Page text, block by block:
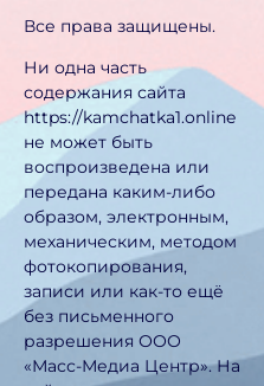
Все права защищены.
Ни одна часть
содержания сайта
https://kamchatka1.online
не может быть
воспроизведена или
передана каким-либо
образом, электронным,
механическим, методом
фотокопирования,
записи или как-то ещё
без письменного
разрешения ООО
«Масс-Медиа Центр». На